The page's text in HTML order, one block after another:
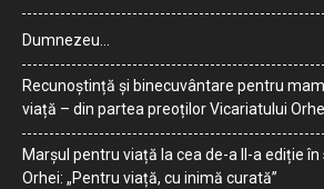
Dumnezeu…
Recunoștință și binecuvântare pentru
viață – din partea preoților Vicariatului
Marșul pentru viață la cea de-a II-a ediție în
Orhei: „Pentru viață, cu inimă curată”